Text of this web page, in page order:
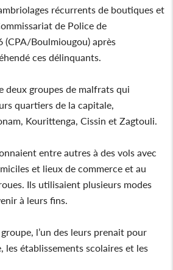
récurrents de boutiques et
de Police de
(CPA/Boulmiougou) après
ces délinquants.
deux groupes de malfrats qui
quartiers de la capitale,
Kourittenga, Cissin et Zagtouli.
entre autres à des vols avec
et lieux de commerce et au
Ils utilisaient plusieurs modes
à leurs fins.
l’un des leurs prenait pour
les établissements scolaires et les